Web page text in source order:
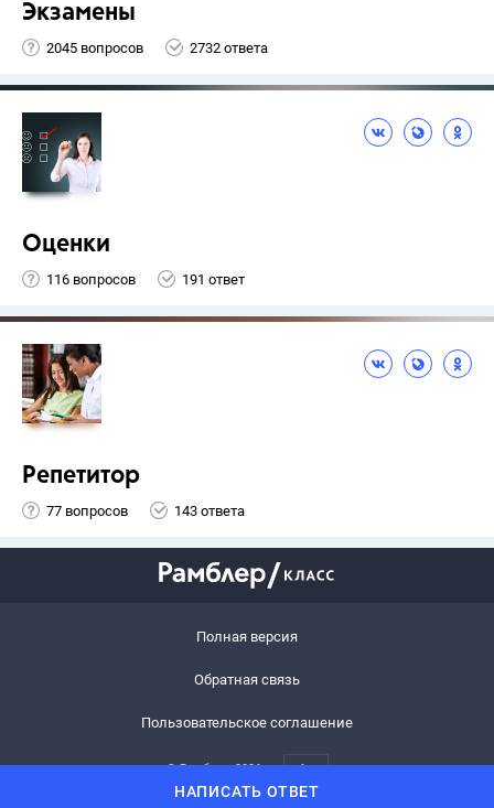
НАПИСАТЬ ОТВЕТ
Экзамены
2045 вопросов 2732 ответа
Оценки
116 вопросов 191 ответ
Репетитор
77 вопросов 143 ответа
Полная версия
Обратная связь
Пользовательское соглашение
© Рамблер,2026 6+